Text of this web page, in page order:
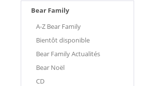
Bear Family
A-Z Bear Family
Bientôt disponible
Bear Family Actualités
Bear Noël
CD